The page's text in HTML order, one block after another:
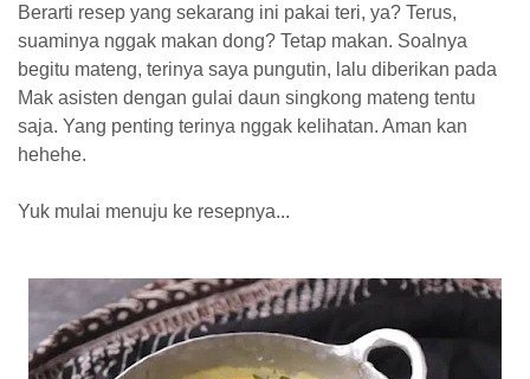
Berarti resep yang sekarang ini pakai teri, ya? Terus,
suaminya nggak makan dong? Tetap makan. Soalnya
begitu mateng, terinya saya pungutin, lalu diberikan pada
Mak asisten dengan gulai daun singkong mateng tentu
saja. Yang penting terinya nggak kelihatan. Aman kan
hehehe.
Yuk mulai menuju ke resepnya...